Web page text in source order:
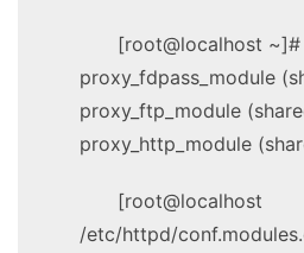
[root@localhost
proxy_fdpass_module
proxy_ftp_module
proxy_http_module
/etc/httpd/